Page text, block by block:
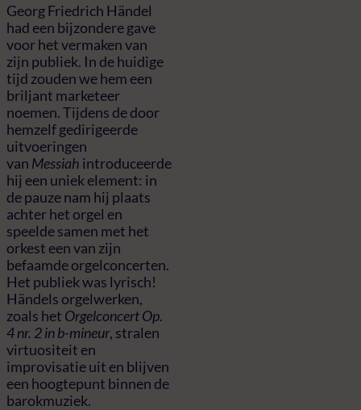
Georg Friedrich Händel
had een bijzondere gave
voor het vermaken van
zijn publiek. In de huidige
tijd zouden we hem een
briljant marketeer
noemen. Tijdens de door
hemzelf gedirigeerde
uitvoeringen
van Messiah introduceerde
hij een uniek element: in
de pauze nam hij plaats
achter het orgel en
speelde samen met het
orkest een van zijn
befaamde orgelconcerten.
Het publiek was lyrisch!
Händels orgelwerken,
zoals het Orgelconcert Op.
4 nr. 2 in b-mineur, stralen
virtuositeit en
improvisatie uit en blijven
een hoogtepunt binnen de
barokmuziek.